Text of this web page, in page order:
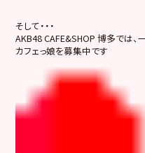
そして・・・
AKB48 CAFE&SHOP 博多では、
カフェっ娘を募集中です